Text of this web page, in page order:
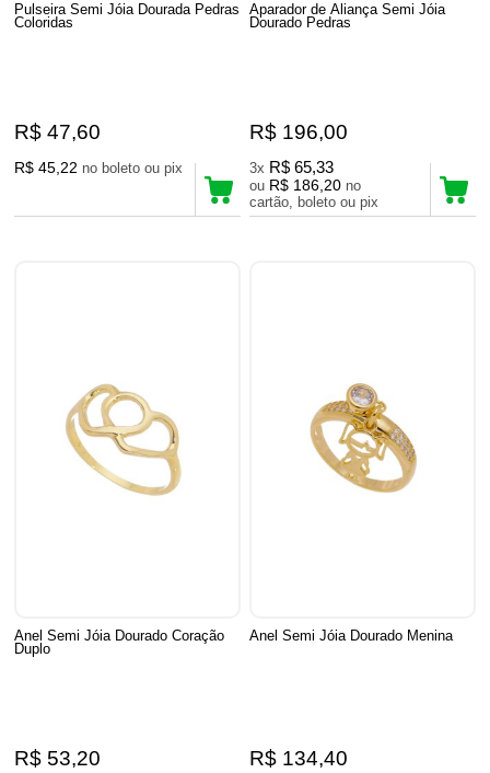
Pulseira Semi Jóia Dourada Pedras
Coloridas
R$ 47,60
R$ 45,22 no boleto ou pix
Aparador de Aliança Semi Jóia
Dourado Pedras
R$ 196,00
3x R$ 65,33
ou R$ 186,20 no
cartão, boleto ou pix
Anel Semi Jóia Dourado Coração
Duplo
R$ 53,20
Anel Semi Jóia Dourado Menina
R$ 134,40